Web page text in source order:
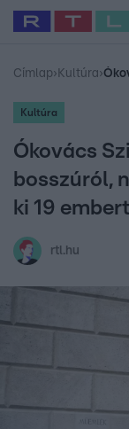
Legfrissebb RTL
Babits Marcella
Címlap› Kultúra›
Kultúra
Ókovács
bosszúról,
ki 19 embert
rtl.hu